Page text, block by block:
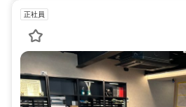
正社員